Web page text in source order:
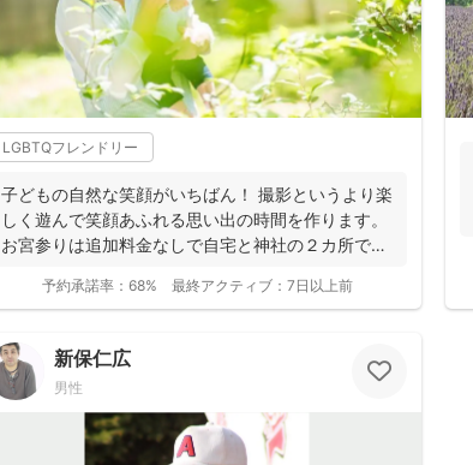
LGBTQフレンドリー
子どもの自然な笑顔がいちばん！ 撮影というより楽
しく遊んで笑顔あふれる思い出の時間を作ります。
お宮参りは追加料金なしで自宅と神社の２カ所で撮
予約承諾率： 68% 最終アクティブ： 7日以上前
新保仁広
男性